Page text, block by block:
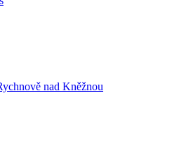
nad Kněžnou